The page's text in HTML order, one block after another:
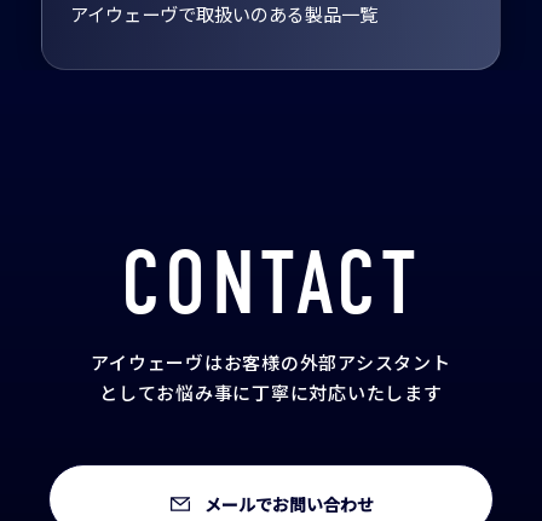
アイウェーヴで取扱いのある製品一覧
CONTACT
アイウェーヴはお客様の外部アシスタント
としてお悩み事に丁寧に対応いたします
メールでお問い合わせ